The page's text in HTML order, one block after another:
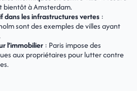
bientôt à Amsterdam.
dans les infrastructures vertes :
sont des exemples de villes ayant
l’immobilier : Paris impose des
aux propriétaires pour lutter contre